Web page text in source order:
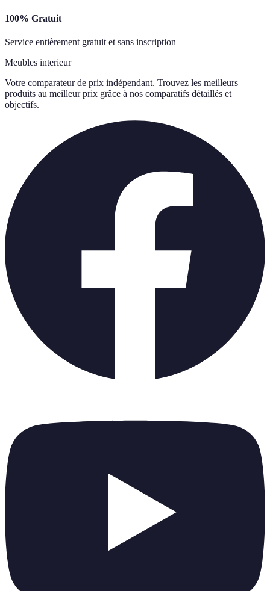
100% Gratuit
Service entièrement gratuit et sans inscription
Meubles interieur
Votre comparateur de prix indépendant. Trouvez les meilleurs
produits au meilleur prix grâce à nos comparatifs détaillés et
objectifs.